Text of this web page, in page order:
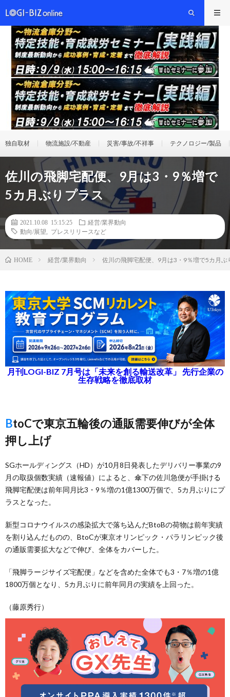
独自取材 物流施設/不動産 災害/事故/不祥事 テクノロジー/製品
佐川の飛脚宅配便、9月は3・9％増で
5カ月ぶりプラス
2021.10.08 15:15:25
経営/業界動向
動向/展望
プレスリリースなど
HOME 経営/業界動向 佐川の飛脚宅配便、9月は3・9％増で5カ月ぶ
月刊LOGI-BIZ 7月号は「未来を創る輸送改革」 先行企業の
生存戦略を徹底取材
BtoCで東京五輪後の通販需要伸びが全体
押し上げ
SGホールディングス（HD）が10月8日発表したデリバリー事業の9
月の取扱個数実績（速報値）によると、傘下の佐川急便が手掛ける
飛脚宅配便は前年同月比3・9％増の1億1300万個で、5カ月ぶりにプ
ラスとなった。
新型コロナウイルスの感染拡大で落ち込んだBtoBの荷物は前年実績
を割り込んだものの、BtoCが東京オリンピック・パラリンピック後
の通販需要拡大などで伸び、全体をカバーした。
「飛脚ラージサイズ宅配便」などを含めた全体でも3・7％増の1億
1800万個となり、5カ月ぶりに前年同月の実績を上回った。
（藤原秀行）